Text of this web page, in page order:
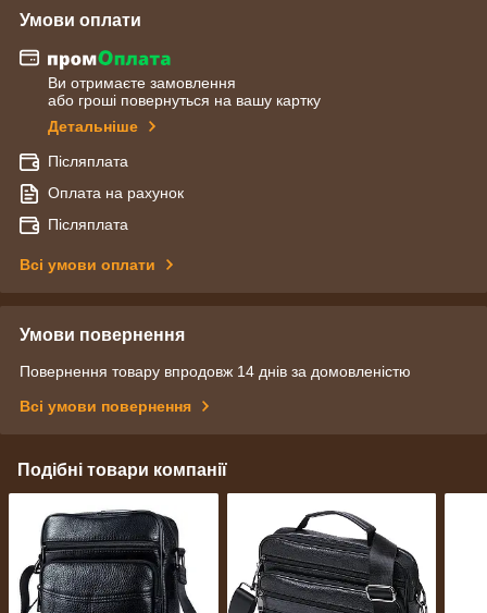
Умови оплати
Ви отримаєте замовлення
або гроші повернуться на вашу картку
Детальніше
Післяплата
Оплата на рахунок
Післяплата
Всі умови оплати
Умови повернення
Повернення товару впродовж 14 днів за домовленістю
Всі умови повернення
Подібні товари компанії